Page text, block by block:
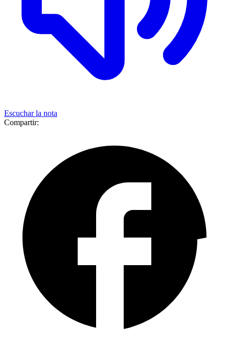
Escuchar la nota
Compartir: